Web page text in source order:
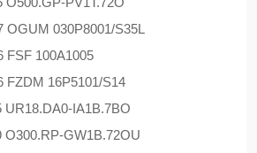
OGUM 030P8001/S35L
FSF 100A1005
FZDM 16P5101/S14
UR18.DA0-IA1B.7BO
O300.RP-GW1B.72OU